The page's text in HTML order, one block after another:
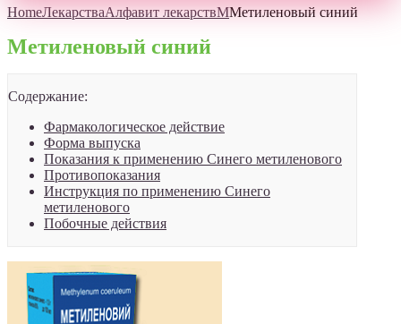
HomeЛекарстваАлфавит лекарствММетиленовый синий
Метиленовый синий
Содержание:
Фармакологическое действие
Форма выпуска
Показания к применению Синего метиленового
Противопоказания
Инструкция по применению Синего
метиленового
Побочные действия